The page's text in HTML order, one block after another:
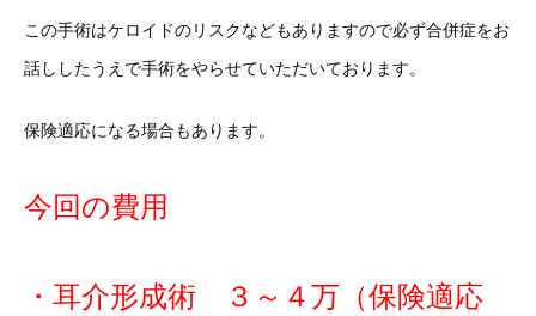
この手術はケロイドのリスクなどもありますので必ず合併症をお
話ししたうえで手術をやらせていただいております。
保険適応になる場合もあります。
今回の費用
・耳介形成術 ３～４万（保険適応